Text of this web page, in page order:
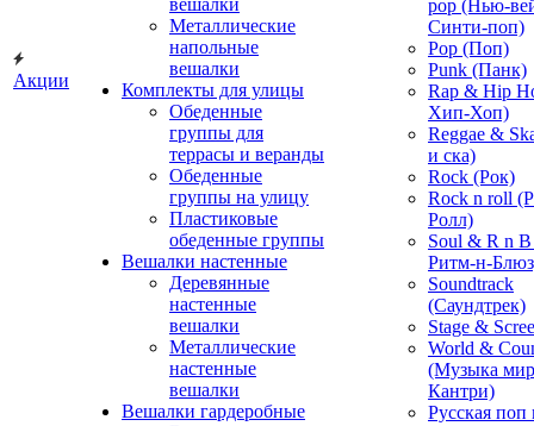
Акции
вешалки
Металлические
напольные
вешалки
Комплекты для улицы
Обеденные
группы для
террасы и веранды
Обеденные
группы на улицу
Пластиковые
обеденные группы
Вешалки настенные
Деревянные
настенные
вешалки
Металлические
настенные
вешалки
Вешалки гардеробные
pop (Нью-
Синти-поп)
Pop (Поп)
Punk (Панк)
Rap & Hip
Хип-Хоп)
Reggae &
и ска)
Rock (Рок)
Rock n roll
Ролл)
Soul & R n
Ритм-н-
Soundtrack
(Саундтрек)
Stage &
World &
(Музыка
Кантри)
Русская поп